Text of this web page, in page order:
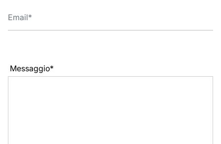
Messaggio*